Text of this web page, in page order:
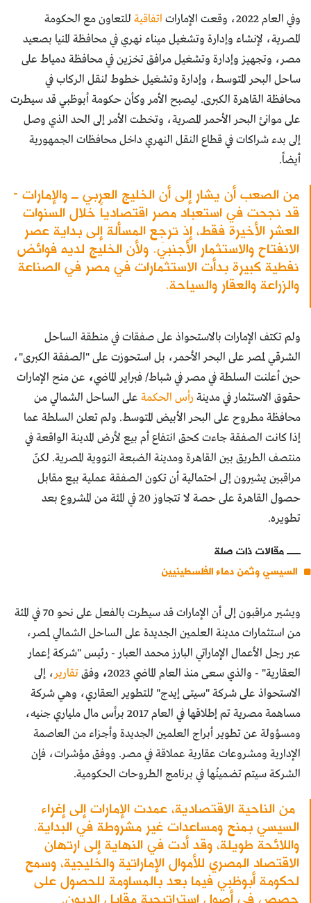
وفي العام 2022، وقعت الإمارات اتفاقية للتعاون مع الحكومة
المصرية، لإنشاء وإدارة وتشغيل ميناء نهري في محافظة المنيا بصعيد
مصر، وتجهيز وإدارة وتشغيل مرافق تخزين في محافظة دمياط على
ساحل البحر المتوسط، وإدارة وتشغيل خطوط لنقل الركاب في
محافظة القاهرة الكبرى. ليصبح الأمر وكأن حكومة أبوظبي قد سيطرت
على موانئ البحر الأحمر المصرية، وتخطت الأمر إلى الحد الذي وصل
إلى بدء شراكات في قطاع النقل النهري داخل محافظات الجمهورية
أيضاً.
من الصعب أن يشار إلى أن الخليج العربي ــ والإمارات -
قد نجحت في استعباد مصر اقتصادياً خلال السنوات
العشر الأخيرة فقط، إذ ترجِع المسألة إلى بداية عصر
الانفتاح والاستثمار الأجنبي. ولأن الخليج لديه فوائض
نفطية كبيرة بدأت الاستثمارات في مصر في الصناعة
والزراعة والعقار والسياحة.
ولم تكتف الإمارات بالاستحواذ على صفقات في منطقة الساحل
الشرقي لمصر على البحر الأحمر، بل استحوزت على "الصفقة الكبرى"،
حين أعلنت السلطة في مصر في شباط/ فبراير الماضي، عن منح الإمارات
حقوق الاستثمار في مدينة رأس الحكمة على الساحل الشمالي من
محافظة مطروح على البحر الأبيض المتوسط. ولم تعلن السلطة عما
إذا كانت الصفقة جاءت كحق انتفاع أم بيع لأرض المدينة الواقعة في
منتصف الطريق بين القاهرة ومدينة الضبعة النووية المصرية. لكنّ
مراقبين يشيرون إلى احتمالية أن تكون الصفقة عملية بيع مقابل
حصول القاهرة على حصة لا تتجاوز 20 في المئة من المشروع بعد
تطويره.
مقالات ذات صلة
السيسي وثمن دماء الفلسطينيين
ويشير مراقبون إلى أن الإمارات قد سيطرت بالفعل على نحو 70 في المئة
من استثمارات مدينة العلمين الجديدة على الساحل الشمالي لمصر،
عبر رجل الأعمال الإماراتي البارز محمد العبار - رئيس "شركة إعمار
العقارية" - والذي سعى منذ العام الماضي 2023
، وفقتقارير، إلى
الاستحواذ على شركة "سيتى إيدج" للتطوير العقاري، وهي شركة
مساهمة مصرية تم إطلاقها في العام 2017 برأس مال ملياري جنيه،
ومسؤولة عن تطوير أبراج العلمين الجديدة وأجزاء من العاصمة
الإدارية ومشروعات عقارية عملاقة في مصر. ووفق مؤشرات، فإن
الشركة سيتم تضمينُها في برنامج الطروحات الحكومية.
من الناحية الاقتصادية، عمدت الإمارات إلى إغراء
السيسي بمنح ومساعدات غير مشروطة في البداية.
واللائحة طويلة، وقد أدت في النهاية إلى ارتهان
الاقتصاد المصري للأموال الإماراتية والخليجية، وسمح
لحكومة أبوظبي فيما بعد بالمساومة للحصول على
حصص في أصول استراتيجية مقابل الديون.